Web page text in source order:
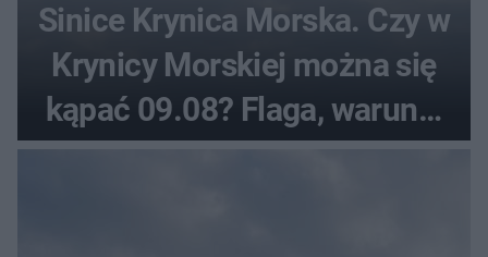
Sinice Krynica Morska. Czy w
Krynicy Morskiej można się
kąpać 09.08? Flaga, warunki